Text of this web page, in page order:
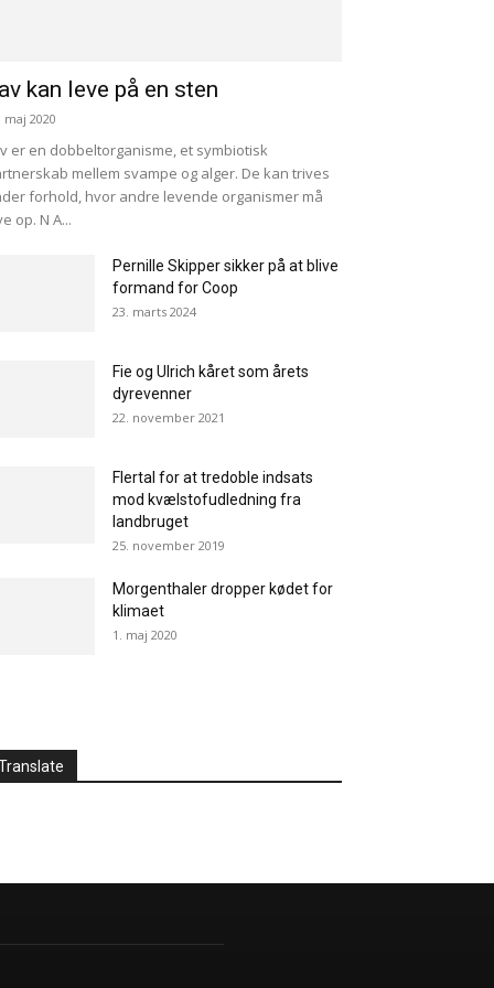
kan leve på en sten
maj 2020
er en dobbeltorganisme, et symbiotisk
mellem svampe og alger. De kan trives
forhold, hvor andre levende organismer må
op. N A...
Pernille Skipper sikker på at blive
formand for Coop
23. marts 2024
Fie og Ulrich kåret som årets
dyrevenner
22. november 2021
Flertal for at tredoble indsats
mod kvælstofudledning fra
landbruget
25. november 2019
Morgenthaler dropper kødet for
klimaet
1. maj 2020